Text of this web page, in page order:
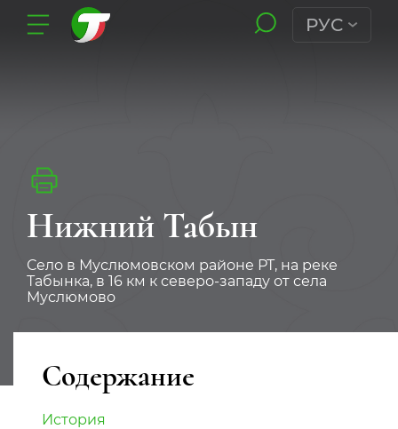
РУС
Нижний Табын
Село в Муслюмовском районе РТ, на реке
Табынка, в 16 км к северо-западу от села
Муслюмово
Содержание
История